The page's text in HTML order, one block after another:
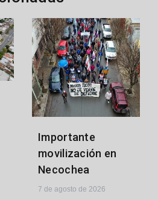
Importante
movilización en
Necochea
7 de agosto de 2026